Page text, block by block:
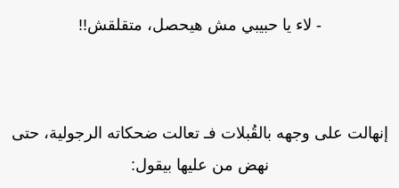
- لاء يا حبيبي مش هيحصل، متقلقش!!
على وجهه بالقُبلات فـ تعالت ضحكاته الرجولية، حتى
نهض من عليها بيقول: